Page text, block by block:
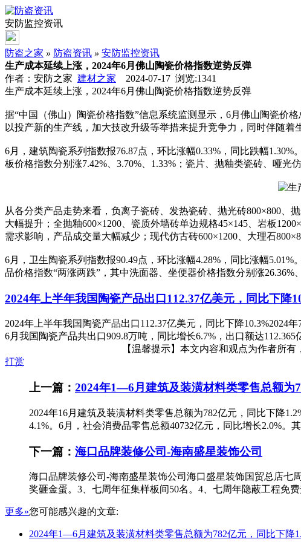
安防监控资讯
防盗之家 » 防盗资讯 » 安防监控资讯
生产成本延续上涨，2024年6月佛山陶瓷价格指数逆势反弹
作者：安防之家 建材之家 2024-07-17 浏览:1341
生产成本延续上涨，2024年6月佛山陶瓷价格指数逆势反弹
据“中国（佛山）陶瓷价格指数”信息系统监测显示，6月佛山陶瓷价
以投产新的生产线，加大技改升级等举措来提升竞争力，同时伴随
6月，建筑陶瓷系列指数报76.87点，环比涨幅0.33%，同比跌幅
板价格指数分别涨7.42%、3.70%、1.33%；瓷片、抛釉类瓷砖、哑光
从各分类产品走势来看，负离子瓷砖、发热瓷砖、抛光砖800×800、
大幅提升；全抛釉600×1200、瓷质外墙砖单边规格45×145、岩板
需求影响，产品成交量大幅减少；现代仿古砖600×1200、大理石
6月，卫生陶瓷系列指数报90.49点，环比涨幅4.28%，同比涨幅
品价格指数“两涨两跌”，其中洗面器、坐便器价格指数分别涨26.36%
2024年上半年我国陶瓷产品出口112.37亿美元，同比下降
2024年上半年我国陶瓷产品出口112.37亿美元，同比下降10.3%2024
6月我国陶瓷产品共出口909.8万吨，同比增长6.7%，出口额达
【温馨提示】本文内容和观点为作者所
打赏
上一篇： 2024年1—6月建筑及装潢材料类零售总额为
2024年16月建筑及装潢材料类零售总额为782亿元，同比下降
4.1%。6月，社会消费品零售总额40732亿元，同比增长2.0%。
下一篇： 海口品牌装修公司-海南盛星装饰公司
海口品牌装修公司-海南盛星装饰公司海口盛星装饰国贸总店七
奖砸金蛋。3、七周年征集样板间50名。4、七周年隐蔽工程免
更多»您可能感兴趣的文章:
2024年1—6月建筑及装潢材料类零售总额为782亿元，同比下降